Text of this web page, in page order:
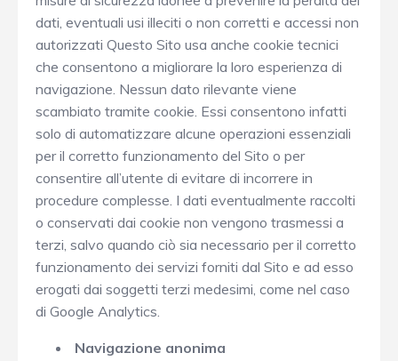
dati, eventuali usi illeciti o non corretti e accessi non
autorizzati Questo Sito usa anche cookie tecnici
che consentono a migliorare la loro esperienza di
navigazione. Nessun dato rilevante viene
scambiato tramite cookie. Essi consentono infatti
solo di automatizzare alcune operazioni essenziali
per il corretto funzionamento del Sito o per
consentire all’utente di evitare di incorrere in
procedure complesse. I dati eventualmente raccolti
o conservati dai cookie non vengono trasmessi a
terzi, salvo quando ciò sia necessario per il corretto
funzionamento dei servizi forniti dal Sito e ad esso
erogati dai soggetti terzi medesimi, come nel caso
di Google Analytics.
Navigazione anonima